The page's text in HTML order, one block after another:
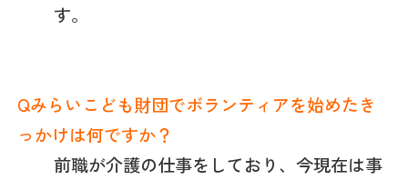
す。
Qみらいこども財団でボランティアを始めたき
っかけは何ですか？
前職が介護の仕事をしており、今現在は事